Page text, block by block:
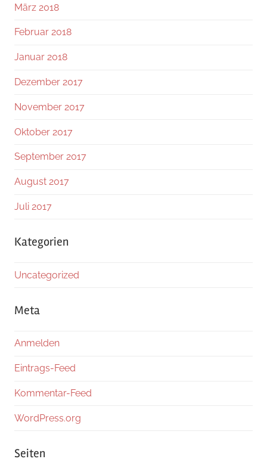
März 2018
Februar 2018
Januar 2018
Dezember 2017
November 2017
Oktober 2017
September 2017
August 2017
Juli 2017
Kategorien
Uncategorized
Meta
Anmelden
Eintrags-Feed
Kommentar-Feed
WordPress.org
Seiten